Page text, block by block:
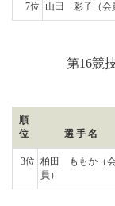
7位 山田 彩子 （会
第16競
順
位
選手名
3位 柏田 ももか （
員）